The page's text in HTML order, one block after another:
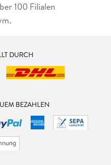
100 Filialen
DURCH
BEZAHLEN